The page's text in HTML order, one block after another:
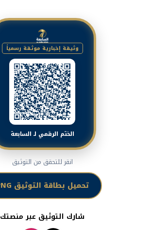
وثيقة إخبارية موثقة رسمياً
الختم الرقمي لـ السابعة
انقر للتحقق من التوثيق
تحميل بطاقة التوثيق PNG
شارك التوثيق عبر منصتك